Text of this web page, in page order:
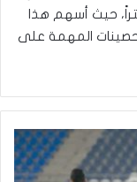
كونكريتي بطول 380 كيلومتراً، حيث أسهم هذا
المهمة على